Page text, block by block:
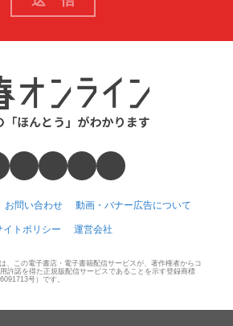
お問い合わせ 動画・バナー広告について
イトポリシー 運営会社
、この電子書店・電子書籍配信サービスが、著作権者からコ
許諾を得た正規版配信サービスであることを示す登録商標
号）です。